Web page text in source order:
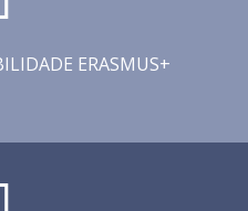
ERASMUS+